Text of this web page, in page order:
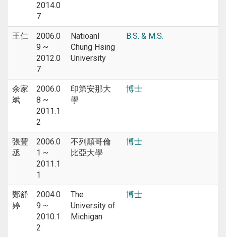
2014.0
7
王仁
2006.0
9 ~
2012.0
7
Natioanl
Chung Hsing
University
B.S. & M.S.
余家
斌
2006.0
8 ~
2011.1
2
印第安那大
學
博士
張豐
丞
2006.0
1 ~
2011.1
1
不列顛哥倫
比亞大學
博士
鄭舒
婷
2004.0
9 ~
2010.1
2
The
University of
Michigan
博士